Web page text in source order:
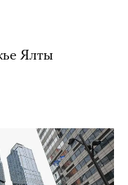
Ялты